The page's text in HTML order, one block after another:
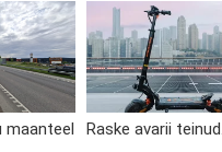
maanteel
Raske avarii teinud...